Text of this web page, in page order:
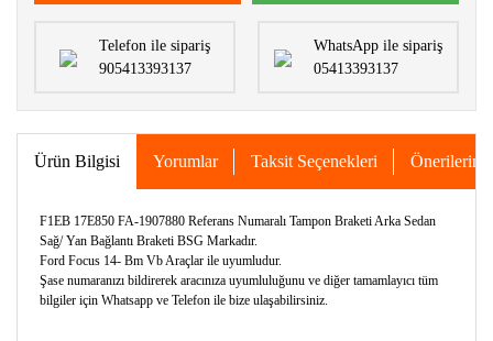
Telefon ile sipariş
905413393137
WhatsApp ile sipariş
05413393137
Ürün Bilgisi Yorumlar Taksit Seçenekleri Önerileriniz
F1EB 17E850 FA-1907880 Referans Numaralı Tampon Braketi Arka Sedan
Sağ/ Yan Bağlantı Braketi BSG Markadır.
Ford Focus 14- Bm Vb Araçlar ile uyumludur.
Şase numaranızı bildirerek aracınıza uyumluluğunu ve diğer tamamlayıcı tüm
bilgiler için Whatsapp ve Telefon ile bize ulaşabilirsiniz.